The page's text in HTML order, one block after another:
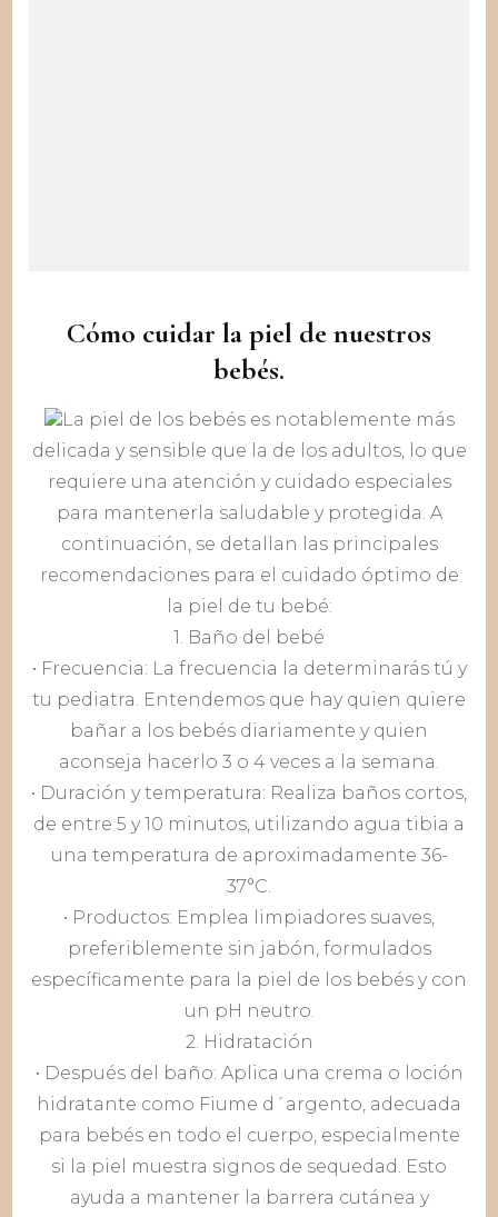
Cómo cuidar la piel de nuestros
bebés.
La piel de los bebés es notablemente más
delicada y sensible que la de los adultos, lo que
requiere una atención y cuidado especiales
para mantenerla saludable y protegida. A
continuación, se detallan las principales
recomendaciones para el cuidado óptimo de
la piel de tu bebé:
1. Baño del bebé
• Frecuencia: La frecuencia la determinarás tú y
tu pediatra. Entendemos que hay quien quiere
bañar a los bebés diariamente y quien
aconseja hacerlo 3 o 4 veces a la semana.
• Duración y temperatura: Realiza baños cortos,
de entre 5 y 10 minutos, utilizando agua tibia a
una temperatura de aproximadamente 36-
37°C.
• Productos: Emplea limpiadores suaves,
preferiblemente sin jabón, formulados
específicamente para la piel de los bebés y con
un pH neutro.
2. Hidratación
• Después del baño: Aplica una crema o loción
hidratante como Fiume d´argento, adecuada
para bebés en todo el cuerpo, especialmente
si la piel muestra signos de sequedad. Esto
ayuda a mantener la barrera cutánea y